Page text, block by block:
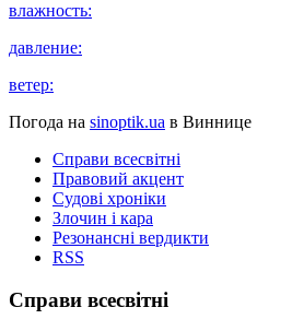
влажность:
давление:
ветер:
Погода на sinoptik.ua в Виннице
Справи всесвітні
Правовий акцент
Судові хроніки
Злочин і кара
Резонансні вердикти
RSS
Справи всесвітні